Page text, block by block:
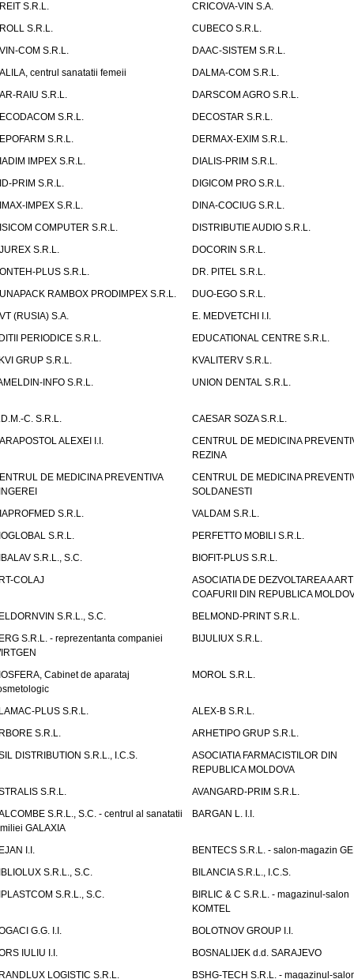
S.R.L.
CRICOVA-VIN S.A.
S.R.L.
CUBECO S.R.L.
COM S.R.L.
DAAC-SISTEM S.R.L.
centrul sanatatii femeii
DALMA-COM S.R.L.
RAIU S.R.L.
DARSCOM AGRO S.R.L.
S.R.L.
DECOSTAR S.R.L.
S.R.L.
DERMAX-EXIM S.R.L.
IMPEX S.R.L.
DIALIS-PRIM S.R.L.
PRIM S.R.L.
DIGICOM PRO S.R.L.
IMPEX S.R.L.
DINA-COCIUG S.R.L.
COMPUTER S.R.L.
DISTRIBUTIE AUDIO S.R.L.
S.R.L.
DOCORIN S.R.L.
PLUS S.R.L.
DR. PITEL S.R.L.
RAMBOX PRODIMPEX S.R.L.
DUO-EGO S.R.L.
(RUSIA) S.A.
E. MEDVETCHI I.I.
PERIODICE S.R.L.
EDUCATIONAL CENTRE S.R.L.
GRUP S.R.L.
KVALITERV S.R.L.
INFO S.R.L.
UNION DENTAL S.R.L.
C. S.R.L.
CAESAR SOZA S.R.L.
ALEXEI I.I.
CENTRUL DE MEDICINA
REZINA
DE MEDICINA PREVENTIVA
CENTRUL DE MEDICINA
SOLDANESTI
S.R.L.
VALDAM S.R.L.
S.R.L.
PERFETTO MOBILI S.R.L.
S.R.L., S.C.
BIOFIT-PLUS S.R.L.
COLAJ
ASOCIATIA DE DEZVOLTAREA A
COAFURII DIN REPUBLICA
S.R.L., S.C.
BELMOND-PRINT S.R.L.
S.R.L. - reprezentanta companiei
BIJULIUX S.R.L.
Cabinet de aparataj
MOROL S.R.L.
PLUS S.R.L.
ALEX-B S.R.L.
S.R.L.
ARHETIPO GRUP S.R.L.
DISTRIBUTION S.R.L., I.C.S.
ASOCIATIA FARMACISTILOR DIN
REPUBLICA MOLDOVA
S.R.L.
AVANGARD-PRIM S.R.L.
S.R.L., S.C. - centrul al sanatatii
GALAXIA
BARGAN L. I.I.
I.I.
BENTECS S.R.L. - salon-magazin
S.R.L., S.C.
BILANCIA S.R.L., I.C.S.
S.R.L., S.C.
BIRLIC & C S.R.L. - magazinul-salon
KOMTEL
G.G. I.I.
BOLOTNOV GROUP I.I.
IULIU I.I.
BOSNALIJEK d.d. SARAJEVO
LOGISTIC S.R.L.
BSHG-TECH S.R.L. - magazinul-